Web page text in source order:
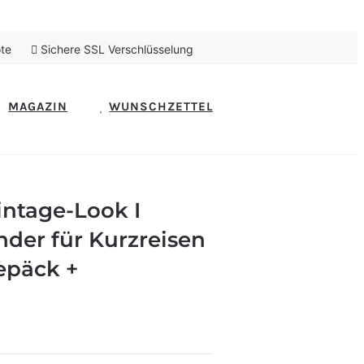
Sichere SSL Verschlüsselung
MAGAZIN WUNSCHZETTEL
Look I
für Kurzreisen
+